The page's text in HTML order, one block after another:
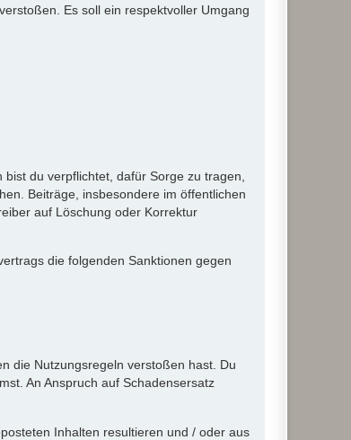
Es soll ein respektvoller Umgang
du verpflichtet, dafür Sorge zu tragen,
Beiträge, insbesondere im öffentlichen
auf Löschung oder Korrektur
die folgenden Sanktionen gegen
die Nutzungsregeln verstoßen hast. Du
An Anspruch auf Schadensersatz
Inhalten resultieren und / oder aus